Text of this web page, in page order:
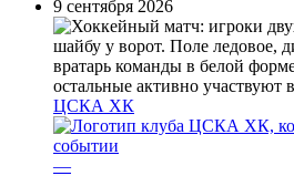
9 сентября 2026
ЦСКА ХК
—